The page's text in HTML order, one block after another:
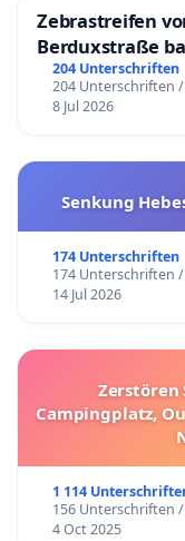
Zebrastreifen
Berduxstraße
204 Unterschriften
204 Unterschriften /
8 Jul 2026
Senkung
174 Unterschriften
174 Unterschriften /
14 Jul 2026
Zerstören
Campingplatz,
1 114
156 Unterschriften /
4 Oct 2025